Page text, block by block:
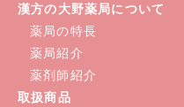
漢方の大野薬局について
薬局の特長
薬局紹介
薬剤師紹介
取扱商品